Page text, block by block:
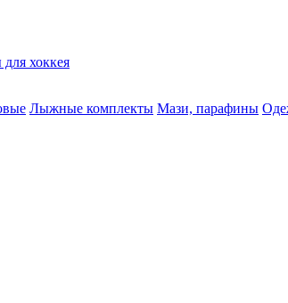
хоккея
Лыжные комплекты Мази, парафины